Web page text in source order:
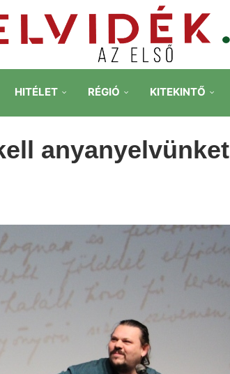
HITÉLET RÉGIÓ KITEKINTŐ
anyanyelvünket